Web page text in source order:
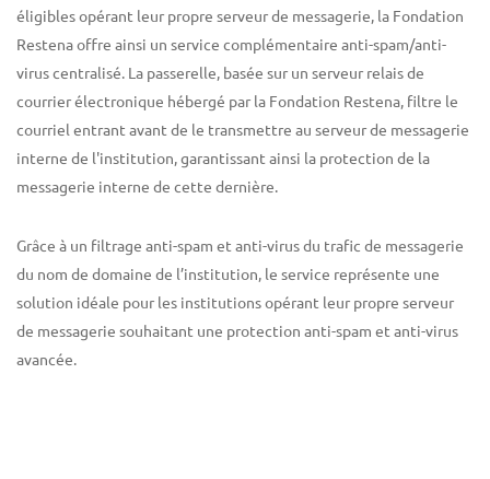
éligibles opérant leur propre serveur de messagerie, la Fondation
Restena offre ainsi un service complémentaire anti-spam/anti-
virus centralisé. La passerelle, basée sur un serveur relais de
courrier électronique hébergé par la Fondation Restena, filtre le
courriel entrant avant de le transmettre au serveur de messagerie
interne de l'institution, garantissant ainsi la protection de la
messagerie interne de cette dernière.
Grâce à un filtrage anti-spam et anti-virus du trafic de messagerie
du nom de domaine de l’institution, le service représente une
solution idéale pour les institutions opérant leur propre serveur
de messagerie souhaitant une protection anti-spam et anti-virus
avancée.